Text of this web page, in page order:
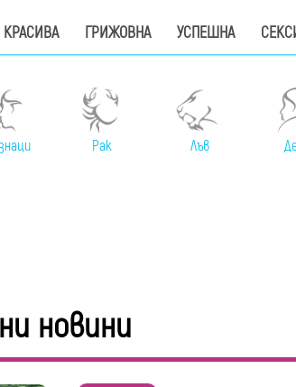
КРАСИВА ГРИЖОВНА УСПЕШНА
Рак Лъв
новини